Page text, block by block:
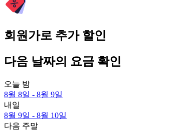
회원가로 추가 할인
다음 날짜의 요금 확인
오늘 밤
8월 8일 - 8월 9일
내일
8월 9일 - 8월 10일
다음 주말